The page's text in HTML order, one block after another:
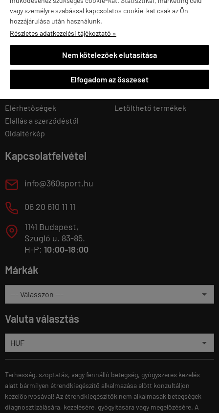
vagy személyre szabással kapcsolatos cookie-kat csak az Ön
hozzájárulása után használunk.
Részletes adatkezelési tájékoztató »
Nem kötelezőek elutasítása
Elfogadom az összeset
Navigáció
Kezdőlap
Kosár tartalma, megrendelés
Rendelési feltételek
Elérhetőségek
Elállás a szerződéstől
Oldaltérkép
Regisztráció
Belépés
Adatmódosítás
Eddigi rendeléseim
Letölthető termékek
Kapcsolatfelvétel
E info@360sport.hu
M 06 20 610 11 11
T
1141 Budapest,
Szugló u. 83-85.
H-P: 10:00-18:00
Márkák
Valuta választás
Terhesség, szoptatás, vagy fennálló betegség, gyógyszeres kezelés
alatt bármilyen étrendkiegészítő alkalmazása előtt konzultáljon
kezelőorvosával! Az étrendkiegészítők nem alkalmasak betegségek
diagnosztizálására, kezelésére, gyógyítására vagy megelőzésére. A